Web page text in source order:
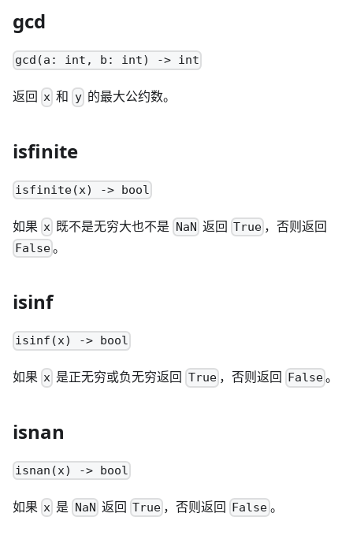
gcd
gcd(a: int, b: int) -> int
返回 x 和 y的最大公约数。
isfinite
isfinite(x) -> bool
如果 x 既不是无穷大也不是 NaN 返回 True ，否则返回
False。
isinf
isinf(x) -> bool
如果 x 是正无穷或负无穷返回 True，否则返回 False。
isnan
isnan(x) -> bool
如果 x 是 NaN 返回 True ，否则返回 False。